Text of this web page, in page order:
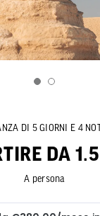
DI 5 GIORNI E 4
DA
A persona